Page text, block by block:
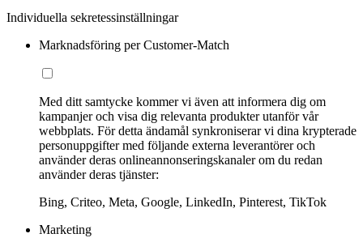
Individuella sekretessinställningar
Marknadsföring per Customer-Match
Med ditt samtycke kommer vi även att informera dig om
kampanjer och visa dig relevanta produkter utanför vår
webbplats. För detta ändamål synkroniserar vi dina krypterade
personuppgifter med följande externa leverantörer och
använder deras onlineannonseringskanaler om du redan
använder deras tjänster:
Bing, Criteo, Meta, Google, LinkedIn, Pinterest, TikTok
Marketing